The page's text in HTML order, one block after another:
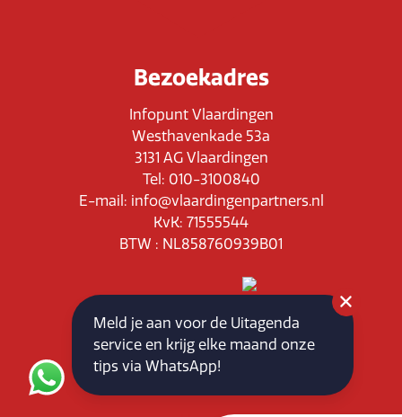
Bezoekadres
Infopunt Vlaardingen
Westhavenkade 53a
3131 AG Vlaardingen
Tel: 010-3100840
E-mail: info@vlaardingenpartners.nl
KvK: 71555544
BTW : NL858760939B01
Routeplanner
Meld je aan voor de Uitagenda
service en krijg elke maand onze
tips via WhatsApp!